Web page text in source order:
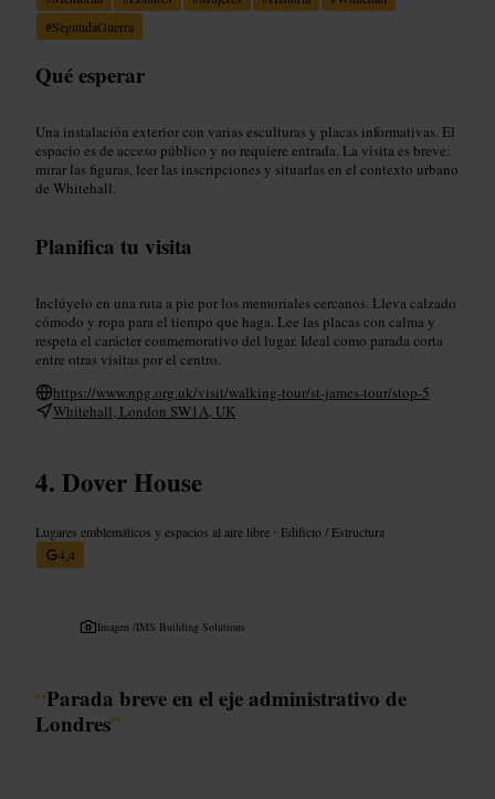
#SegundaGuerra
Qué esperar
Una instalación exterior con varias esculturas y placas informativas. El
espacio es de acceso público y no requiere entrada. La visita es breve:
mirar las figuras, leer las inscripciones y situarlas en el contexto urbano
de Whitehall.
Planifica tu visita
Inclúyelo en una ruta a pie por los memoriales cercanos. Lleva calzado
cómodo y ropa para el tiempo que haga. Lee las placas con calma y
respeta el carácter conmemorativo del lugar. Ideal como parada corta
entre otras visitas por el centro.
https://www.npg.org.uk/visit/walking-tour/st-james-tour/stop-5
Whitehall, London SW1A, UK
Dover House
Lugares emblemáticos y espacios al aire libre • Edificio / Estructura
4,4
Imagen /IMS Building Solutions
“Parada breve en el eje administrativo de
Londres”